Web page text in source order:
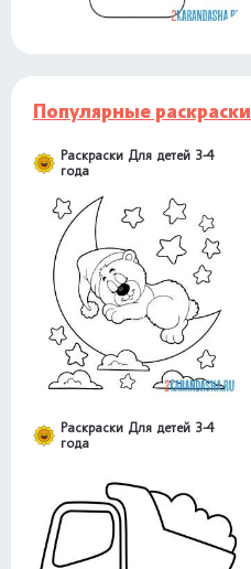
Популярные раскраски
Раскраски Для детей 3-4
года
Раскраски Для детей 3-4
года